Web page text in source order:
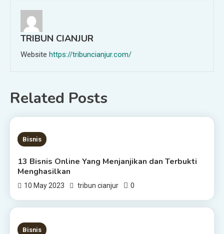
TRIBUN CIANJUR
Website https://tribuncianjur.com/
Related Posts
10 MINS READ
Bisnis
13 Bisnis Online Yang Menjanjikan dan Terbukti
Menghasilkan
10 May 2023 tribun cianjur 0
6 MINS READ
Bisnis